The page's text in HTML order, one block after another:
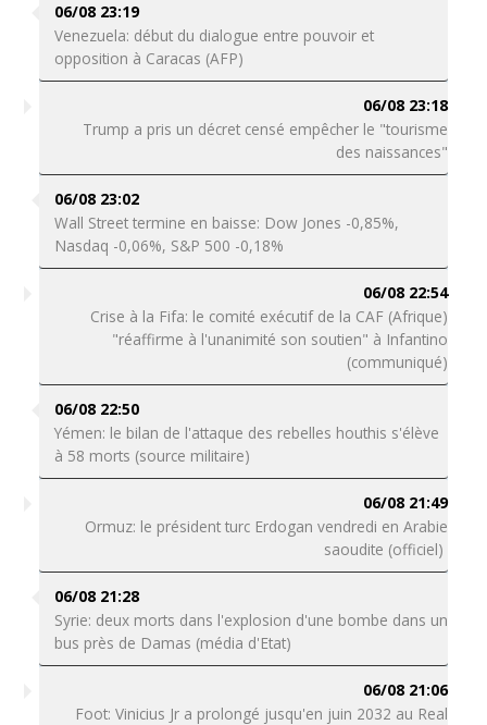
06/08 23:19
Venezuela: début du dialogue entre pouvoir et
opposition à Caracas (AFP)
06/08 23:18
Trump a pris un décret censé empêcher le "tourisme
des naissances"
06/08 23:02
Wall Street termine en baisse: Dow Jones -0,85%,
Nasdaq -0,06%, S&P 500 -0,18%
06/08 22:54
Crise à la Fifa: le comité exécutif de la CAF (Afrique)
"réaffirme à l'unanimité son soutien" à Infantino
(communiqué)
06/08 22:50
Yémen: le bilan de l'attaque des rebelles houthis s'élève
à 58 morts (source militaire)
06/08 21:49
Ormuz: le président turc Erdogan vendredi en Arabie
saoudite (officiel)
06/08 21:28
Syrie: deux morts dans l'explosion d'une bombe dans un
bus près de Damas (média d'Etat)
06/08 21:06
Foot: Vinicius Jr a prolongé jusqu'en juin 2032 au Real